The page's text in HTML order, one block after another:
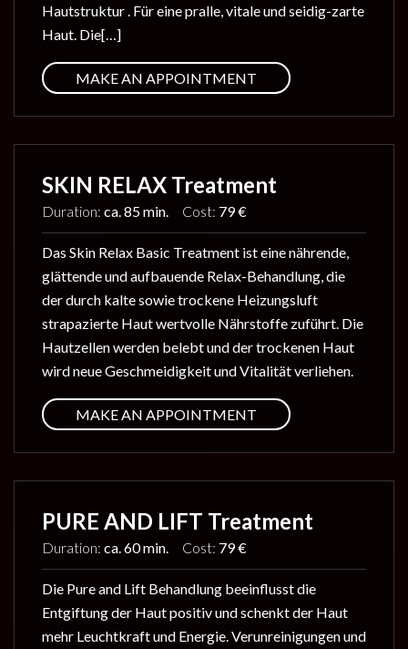
Hautstruktur . Für eine pralle, vitale und seidig-zarte
Haut. Die[…]
MAKE AN APPOINTMENT
SKIN RELAX Treatment
Duration: ca. 85 min. Cost: 79 €
Das Skin Relax Basic Treatment ist eine nährende,
glättende und aufbauende Relax-Behandlung, die
der durch kalte sowie trockene Heizungsluft
strapazierte Haut wertvolle Nährstoffe zuführt. Die
Hautzellen werden belebt und der trockenen Haut
wird neue Geschmeidigkeit und Vitalität verliehen.
MAKE AN APPOINTMENT
PURE AND LIFT Treatment
Duration: ca. 60 min. Cost: 79 €
Die Pure and Lift Behandlung beeinflusst die
Entgiftung der Haut positiv und schenkt der Haut
mehr Leuchtkraft und Energie. Verunreinigungen und